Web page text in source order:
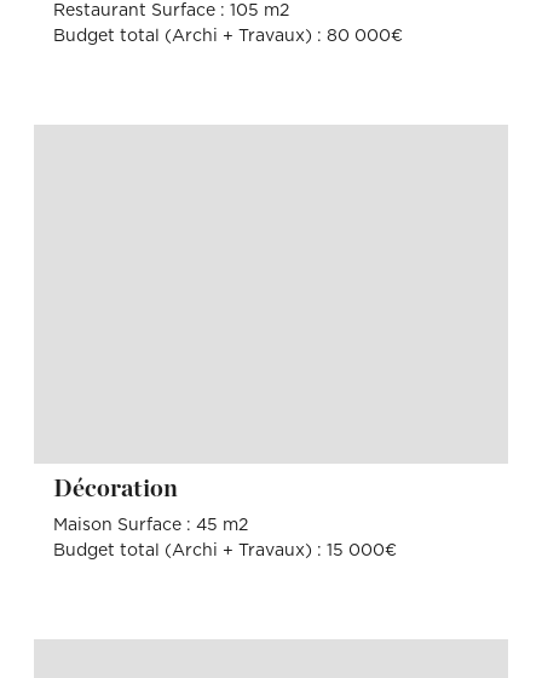
Restaurant Surface : 105 m2
Budget total (Archi + Travaux) : 80 000€
Décoration
Maison Surface : 45 m2
Budget total (Archi + Travaux) : 15 000€